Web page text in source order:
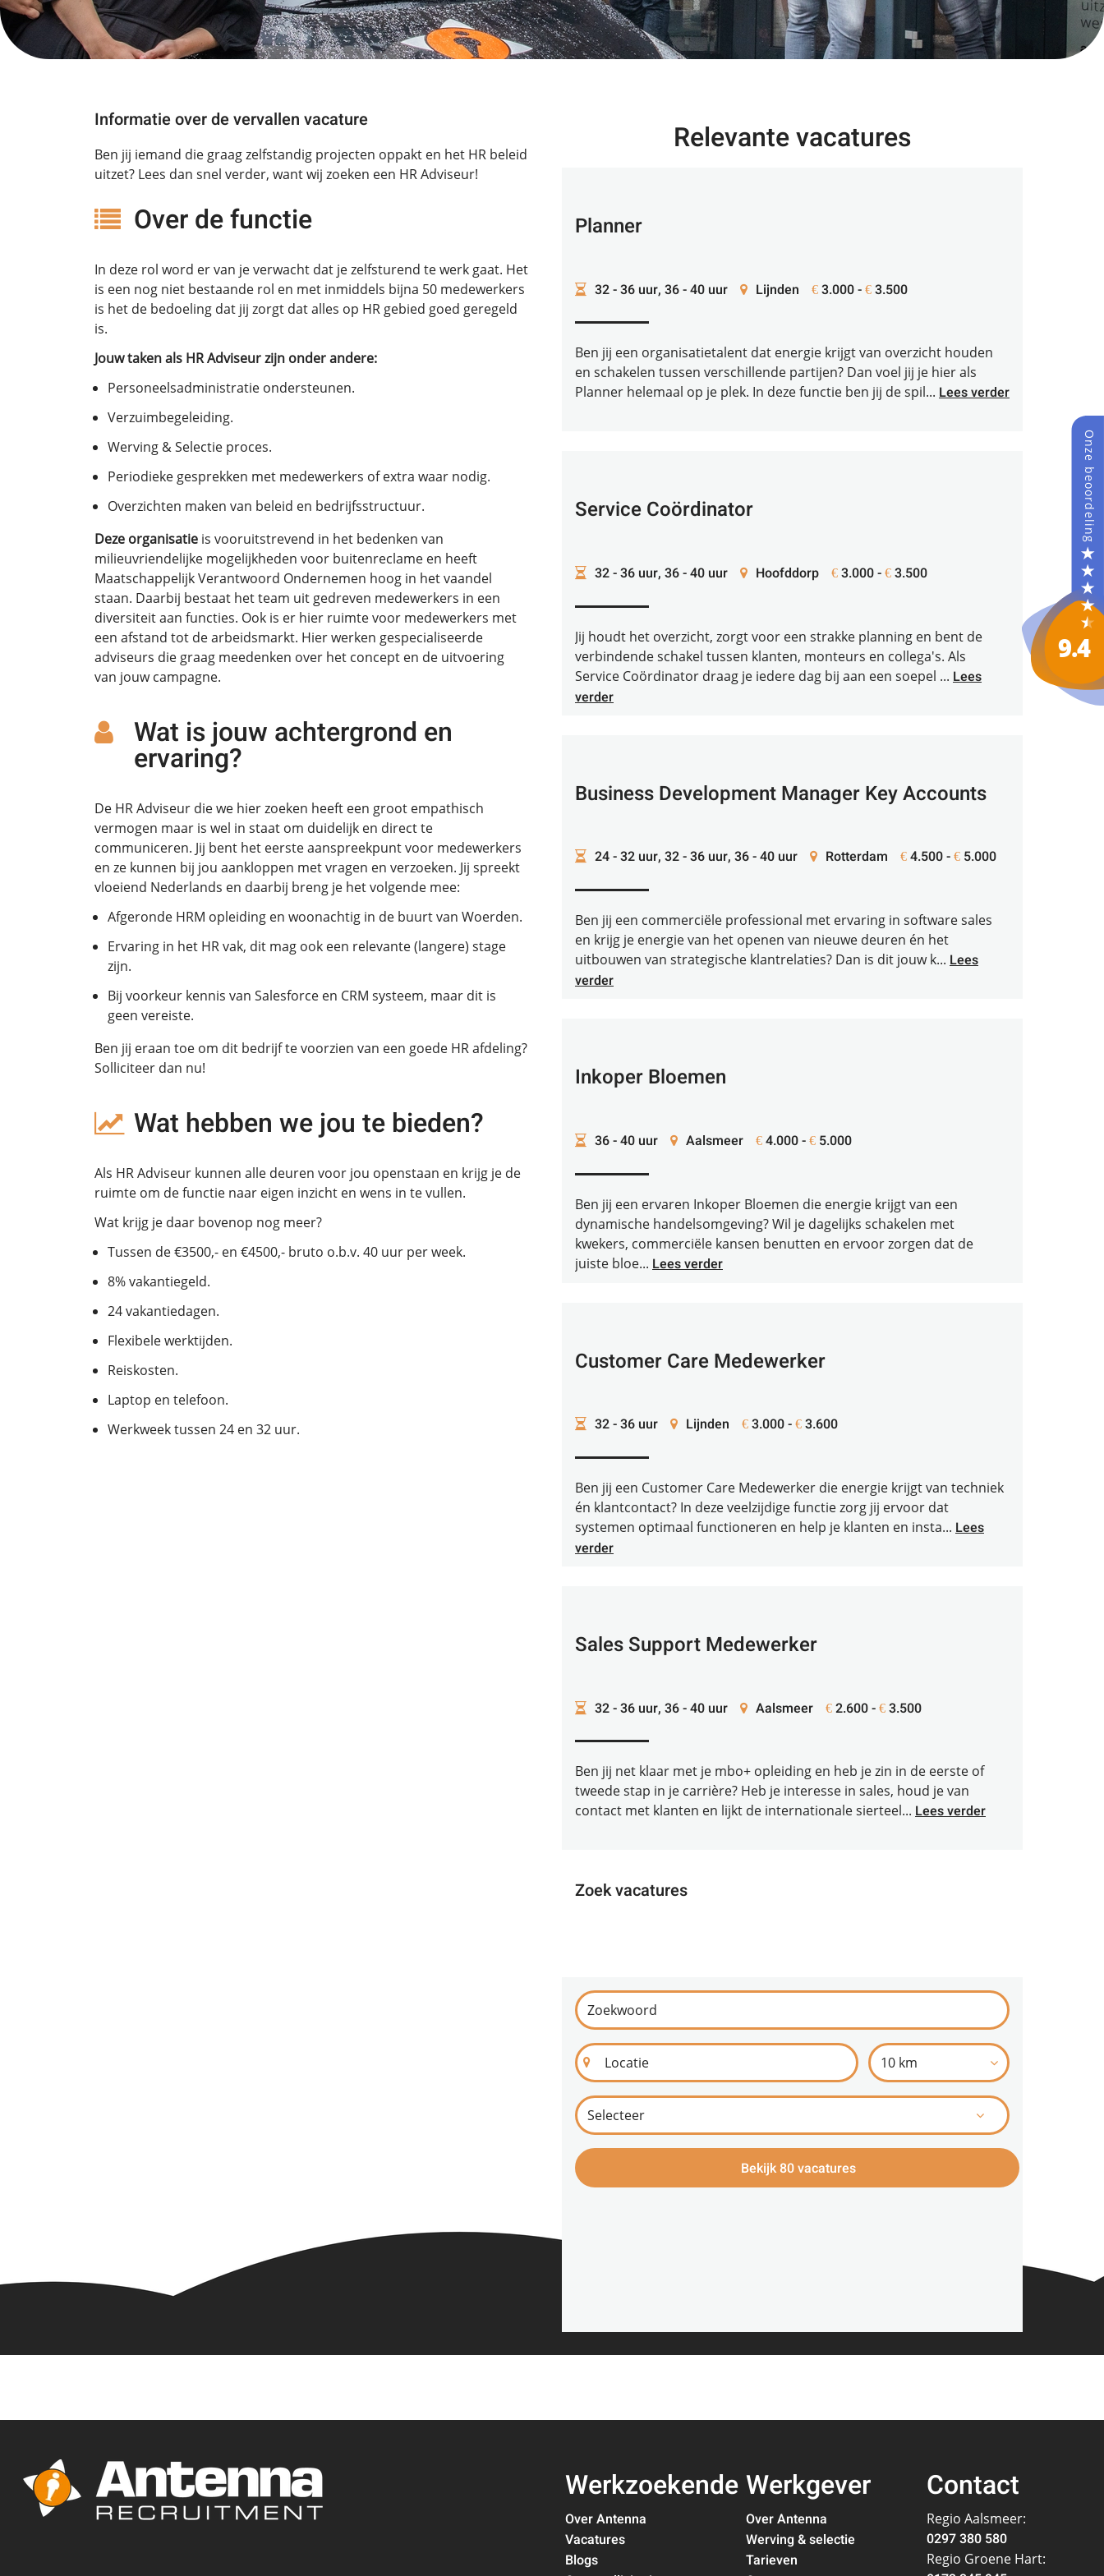
Informatie over de vervallen vacature
Ben jij iemand die graag zelfstandig projecten oppakt en het HR beleid
uitzet? Lees dan snel verder, want wij zoeken een HR Adviseur!
Over de functie
In deze rol word er van je verwacht dat je zelfsturend te werk gaat. Het
is een nog niet bestaande rol en met inmiddels bijna 50 medewerkers
is het de bedoeling dat jij zorgt dat alles op HR gebied goed geregeld
is.
Jouw taken als HR Adviseur zijn onder andere:
Personeelsadministratie ondersteunen.
Verzuimbegeleiding.
Werving & Selectie proces.
Periodieke gesprekken met medewerkers of extra waar nodig.
Overzichten maken van beleid en bedrijfsstructuur.
Deze organisatie is vooruitstrevend in het bedenken van
milieuvriendelijke mogelijkheden voor buitenreclame en heeft
Maatschappelijk Verantwoord Ondernemen hoog in het vaandel
staan. Daarbij bestaat het team uit gedreven medewerkers in een
diversiteit aan functies. Ook is er hier ruimte voor medewerkers met
een afstand tot de arbeidsmarkt. Hier werken gespecialiseerde
adviseurs die graag meedenken over het concept en de uitvoering
van jouw campagne.
Wat is jouw achtergrond en
ervaring?
De HR Adviseur die we hier zoeken heeft een groot empathisch
vermogen maar is wel in staat om duidelijk en direct te
communiceren. Jij bent het eerste aanspreekpunt voor medewerkers
en ze kunnen bij jou aankloppen met vragen en verzoeken. Jij spreekt
vloeiend Nederlands en daarbij breng je het volgende mee:
Afgeronde HRM opleiding en woonachtig in de buurt van Woerden.
Ervaring in het HR vak, dit mag ook een relevante (langere) stage
zijn.
Bij voorkeur kennis van Salesforce en CRM systeem, maar dit is
geen vereiste.
Ben jij eraan toe om dit bedrijf te voorzien van een goede HR afdeling?
Solliciteer dan nu!
Wat hebben we jou te bieden?
Als HR Adviseur kunnen alle deuren voor jou openstaan en krijg je de
ruimte om de functie naar eigen inzicht en wens in te vullen.
Wat krijg je daar bovenop nog meer?
Tussen de €3500,- en €4500,- bruto o.b.v. 40 uur per week.
8% vakantiegeld.
24 vakantiedagen.
Flexibele werktijden.
Reiskosten.
Laptop en telefoon.
Werkweek tussen 24 en 32 uur.
Relevante vacatures
Planner
32 - 36 uur, 36 - 40 uur Lijnden € 3.000 - € 3.500
Ben jij een organisatietalent dat energie krijgt van overzicht houden
en schakelen tussen verschillende partijen? Dan voel jij je hier als
Planner helemaal op je plek. In deze functie ben jij de spil... Lees verder
Service Coördinator
32 - 36 uur, 36 - 40 uur Hoofddorp € 3.000 - € 3.500
Jij houdt het overzicht, zorgt voor een strakke planning en bent de
verbindende schakel tussen klanten, monteurs en collega's. Als
Service Coördinator draag je iedere dag bij aan een soepel ... Lees
verder
Business Development Manager Key Accounts
24 - 32 uur, 32 - 36 uur, 36 - 40 uur Rotterdam € 4.500 - € 5.000
Ben jij een commerciële professional met ervaring in software sales
en krijg je energie van het openen van nieuwe deuren én het
uitbouwen van strategische klantrelaties? Dan is dit jouw k... Lees
verder
Inkoper Bloemen
36 - 40 uur Aalsmeer € 4.000 - € 5.000
Ben jij een ervaren Inkoper Bloemen die energie krijgt van een
dynamische handelsomgeving? Wil je dagelijks schakelen met
kwekers, commerciële kansen benutten en ervoor zorgen dat de
juiste bloe... Lees verder
Customer Care Medewerker
32 - 36 uur Lijnden € 3.000 - € 3.600
Ben jij een Customer Care Medewerker die energie krijgt van techniek
én klantcontact? In deze veelzijdige functie zorg jij ervoor dat
systemen optimaal functioneren en help je klanten en insta... Lees
verder
Sales Support Medewerker
32 - 36 uur, 36 - 40 uur Aalsmeer € 2.600 - € 3.500
Ben jij net klaar met je mbo+ opleiding en heb je zin in de eerste of
tweede stap in je carrière? Heb je interesse in sales, houd je van
contact met klanten en lijkt de internationale sierteel... Lees verder
Zoek vacatures
10 km
Bekijk 80 vacatures
Werkzoekende
Over Antenna
Vacatures
Blogs
Werkgever
Over Antenna
Werving & selectie
Tarieven
Contact
Regio Aalsmeer:
0297 380 580
Regio Groene Hart: